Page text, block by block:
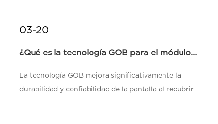
03-20
¿Qué es la tecnología GOB para el módulo LED?...
La tecnología GOB mejora significativamente la
durabilidad y confiabilidad de la pantalla al recubrir